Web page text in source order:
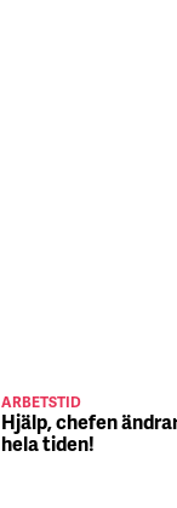
ARBETSTID
Hjälp, chefen
hela tiden!